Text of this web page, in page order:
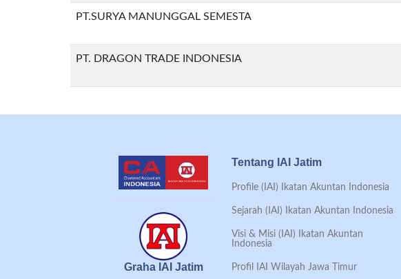
PT.SURYA MANUNGGAL SEMESTA
PT. DRAGON TRADE INDONESIA
Graha IAI Jatim
Tentang IAI Jatim
Profile (IAI) Ikatan Akuntan Indonesia
Sejarah (IAI) Ikatan Akuntan Indonesia
Visi & Misi (IAI) Ikatan Akuntan
Indonesia
Profil IAI Wilayah Jawa Timur